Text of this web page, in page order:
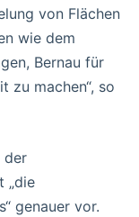
von Flächen
wie dem
Bernau für
zu machen“, so
der
„die
genauer vor.